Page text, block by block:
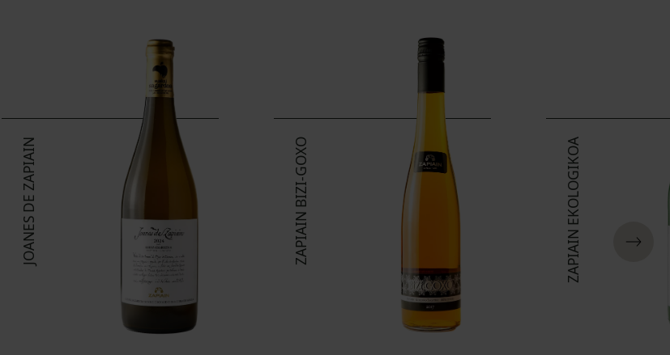
JOANES DE ZAPIAIN ZAPIAIN BIZI-GOXO ZAPIAIN EKOLOGIKOA